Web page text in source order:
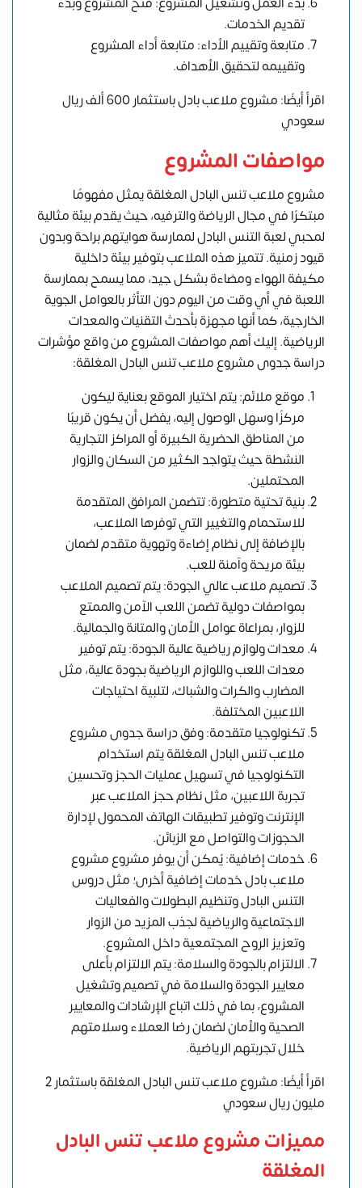
تقديم الخدمات.
متابعة وتقييم الأداء: متابعة أداء المشروع
وتقييمه لتحقيق الأهداف.
اقرأ أيضًا: مشروع ملاعب بادل باستثمار 600 ألف ريال
سعودي
مواصفات المشروع
مشروع ملاعب تنس البادل المغلقة يمثل مفهومًا
مبتكرًا في مجال الرياضة والترفيه، حيث يقدم بيئة مثالية
لمحبي لعبة التنس البادل لممارسة هوايتهم براحة وبدون
قيود زمنية. تتميز هذه الملاعب بتوفير بيئة داخلية
مكيفة الهواء ومضاءة بشكل جيد، مما يسمح بممارسة
اللعبة في أي وقت من اليوم دون التأثر بالعوامل الجوية
الخارجية، كما أنها مجهزة بأحدث التقنيات والمعدات
الرياضية. إليك أهم مواصفات المشروع من واقع مؤشرات
دراسة جدوى مشروع ملاعب تنس البادل المغلقة:
موقع ملائم: يتم اختيار الموقع بعناية ليكون
مركزًا وسهل الوصول إليه، يفضل أن يكون قريبًا
من المناطق الحضرية الكبيرة أو المراكز التجارية
النشطة حيث يتواجد الكثير من السكان والزوار
المحتملين.
بنية تحتية متطورة: تتضمن المرافق المتقدمة
للاستحمام والتغيير التي توفرها الملاعب،
بالإضافة إلى نظام إضاءة وتهوية متقدم لضمان
بيئة مريحة وآمنة للعب.
تصميم ملاعب عالي الجودة: يتم تصميم الملاعب
بمواصفات دولية تضمن اللعب الآمن والممتع
للزوار، بمراعاة عوامل الأمان والمتانة والجمالية.
معدات ولوازم رياضية عالية الجودة: يتم توفير
معدات اللعب واللوازم الرياضية بجودة عالية، مثل
المضارب والكرات والشباك، لتلبية احتياجات
اللاعبين المختلفة.
تكنولوجيا متقدمة: وفق دراسة جدوى مشروع
ملاعب تنس البادل المغلقة يتم استخدام
التكنولوجيا في تسهيل عمليات الحجز وتحسين
تجربة اللاعبين، مثل نظام حجز الملاعب عبر
الإنترنت وتوفير تطبيقات الهاتف المحمول لإدارة
الحجوزات والتواصل مع الزبائن.
خدمات إضافية: يُمكن أن يوفر مشروع مشروع
ملاعب بادل خدمات إضافية أخرى؛ مثل دروس
التنس البادل وتنظيم البطولات والفعاليات
الاجتماعية والرياضية لجذب المزيد من الزوار
وتعزيز الروح المجتمعية داخل المشروع.
الالتزام بالجودة والسلامة: يتم الالتزام بأعلى
معايير الجودة والسلامة في تصميم وتشغيل
المشروع، بما في ذلك اتباع الإرشادات والمعايير
الصحية والأمان لضمان رضا العملاء وسلامتهم
خلال تجربتهم الرياضية.
اقرأ أيضًا: مشروع ملاعب تنس البادل المغلقة باستثمار 2
مليون ريال سعودي
مميزات مشروع ملاعب تنس البادل
المغلقة